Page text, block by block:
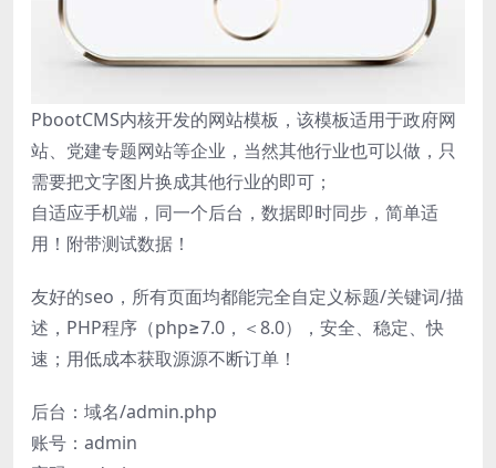
PbootCMS内核开发的网站模板，该模板适用于政府网
站、党建专题网站等企业，当然其他行业也可以做，只
需要把文字图片换成其他行业的即可；
自适应手机端，同一个后台，数据即时同步，简单适
用！附带测试数据！
友好的seo，所有页面均都能完全自定义标题/关键词/描
述，PHP程序（php≥7.0，＜8.0），安全、稳定、快
速；用低成本获取源源不断订单！
后台：域名/admin.php
账号：admin